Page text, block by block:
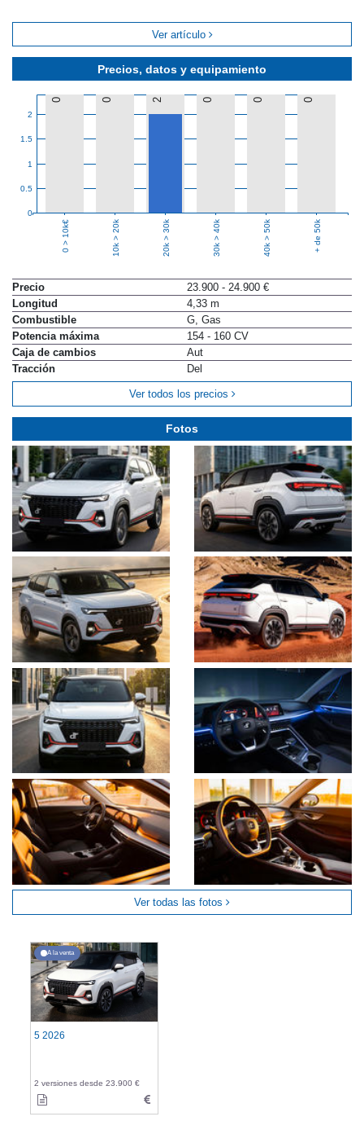
Precios, datos y equipamiento
0
0.5
1
1.5
2
0 0 2 0 0 0
0 > 10k€ 10k > 20k 20k > 30k 30k > 40k 40k > 50k + de 50k
Precio
23.900 - 24.900 €
Longitud
4,33 m
Combustible
G, Gas
Potencia máxima
154 - 160 CV
Caja de cambios
Aut
Tracción
Del
Ver todos los precios
Ver artículo
Fotos
Ver todas las fotos
A la venta
5 2026
2 versiones desde 23.900 €